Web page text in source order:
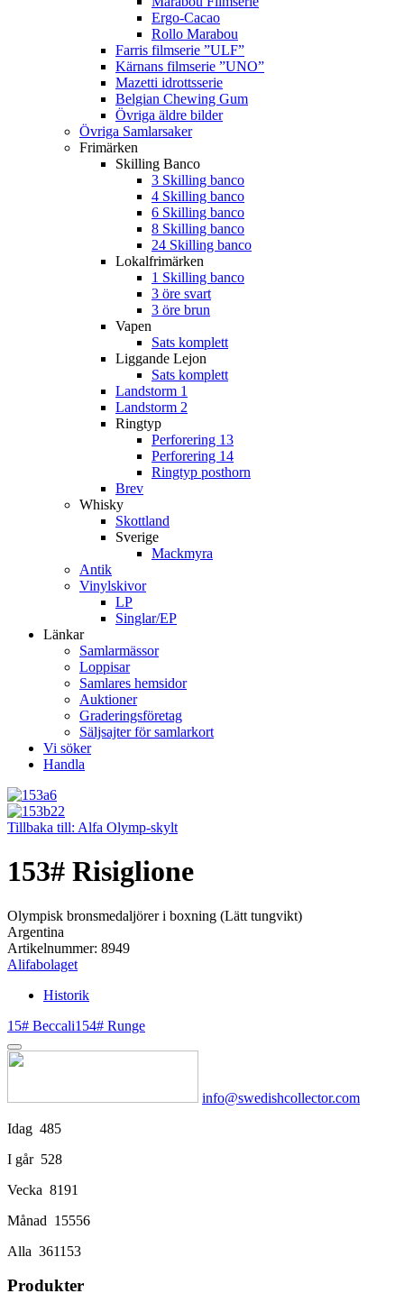
Ergo-Cacao
Rollo Marabou
Farris filmserie ”ULF”
Kärnans filmserie ”UNO”
Mazetti idrottsserie
Belgian Chewing Gum
Övriga äldre bilder
Övriga Samlarsaker
Frimärken
Skilling Banco
3 Skilling banco
4 Skilling banco
6 Skilling banco
8 Skilling banco
24 Skilling banco
Lokalfrimärken
1 Skilling banco
3 öre svart
3 öre brun
Vapen
Sats komplett
Liggande Lejon
Sats komplett
Landstorm 1
Landstorm 2
Ringtyp
Perforering 13
Perforering 14
Ringtyp posthorn
Brev
Whisky
Skottland
Sverige
Mackmyra
Antik
Vinylskivor
LP
Singlar/EP
Länkar
Samlarmässor
Loppisar
Samlares hemsidor
Auktioner
Graderingsföretag
Säljsajter för samlarkort
Vi söker
Handla
Tillbaka till: Alfa Olymp-skylt
153# Risiglione
Olympisk bronsmedaljörer i boxning (Lätt tungvikt)
Argentina
Artikelnummer: 8949
Alifabolaget
Historik
15# Beccali154# Runge
info@swedishcollector.com
Idag 485
I går 528
Vecka 8191
Månad 15556
Alla 361153
Produkter